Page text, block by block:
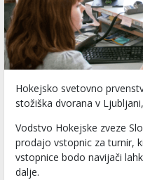
Hokejsko svetovno
stožiška dvorana v
Vodstvo Hokejske zveze
prodajo vstopnic za turnir,
vstopnice bodo navijači
dalje.